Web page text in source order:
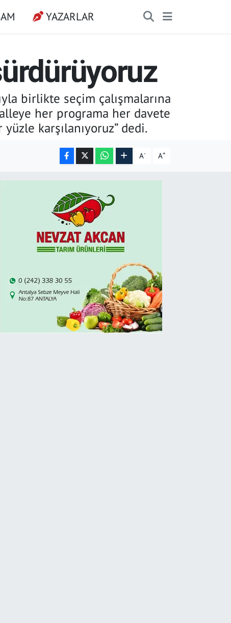
YAZARLAR
birlikte seçim çalışmalarına
her programa her davete
karşılanıyoruz” dedi.
A- A+